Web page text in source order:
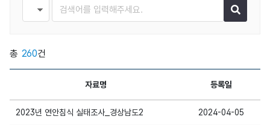
검색조건
검색어
총 260건
자료명 등록일
2023년 연안침식 실태조사_경상남도2 2024-04-05